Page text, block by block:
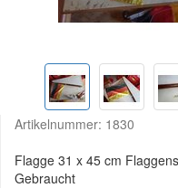
Artikelnummer: 1830
Flagge 31 x 45 cm
Gebraucht